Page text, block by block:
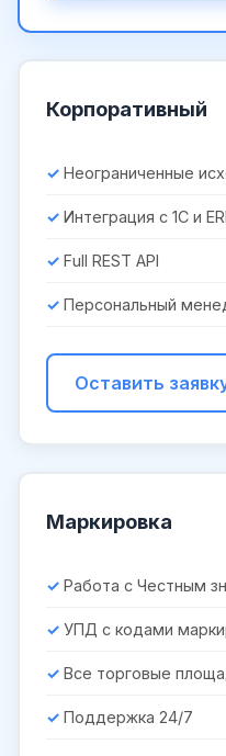
Корпоративный
Неограниченные
Интеграция с 1С и
Full REST API
Персональный
Оставить
Маркировка
Работа с Честным
УПД с кодами
Все торговые
Поддержка 24/7